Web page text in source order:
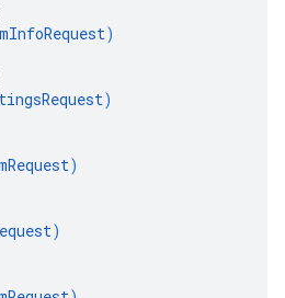
)
)
)
)